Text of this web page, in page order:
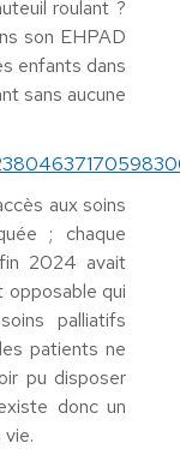
roulant ?
son EHPAD
enfants dans
sans aucune
aux soins
; chaque
2024 avait
opposable qui
palliatifs
patients ne
pu disposer
donc un